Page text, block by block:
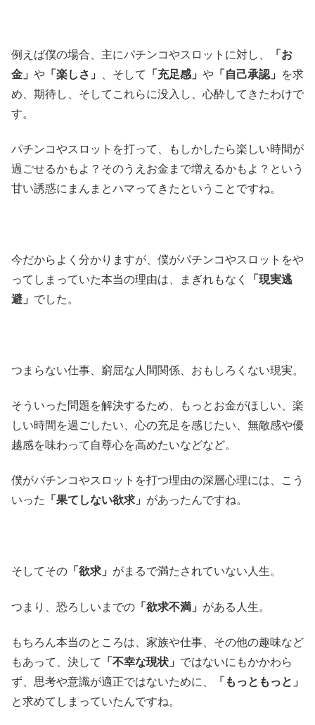
例えば僕の場合、主にパチンコやスロットに対し、
「お
金」 や 「楽しさ」 、そして 「充足感」 や 「自己承認」
を求
め、期待し、そしてこれらに没入し、心酔してきたわけで
す。
パチンコやスロットを打って、もしかしたら楽しい時間が
過ごせるかもよ？そのうえお金まで増えるかもよ？という
甘い誘惑にまんまとハマってきたということですね。
今だからよく分かりますが、僕がパチンコやスロットをや
ってしまっていた本当の理由は、まぎれもなく
「現実逃
避」 でした。
つまらない仕事、窮屈な人間関係、おもしろくない現実。
そういった問題を解決するため、もっとお金がほしい、楽
しい時間を過ごしたい、心の充足を感じたい、無敵感や優
越感を味わって自尊心を高めたいなどなど。
僕がパチンコやスロットを打つ理由の深層心理には、こう
いった
「果てしない欲求」 があったんですね。
そしてその 「欲求」 がまるで満たされていない人生。
つまり、恐ろしいまでの 「欲求不満」 がある人生。
もちろん本当のところは、家族や仕事、その他の趣味など
もあって、決して
「不幸な現状」 ではないにもかかわら
ず、思考や意識が適正ではないために、
「もっともっと」
と求めてしまっていたんですね。